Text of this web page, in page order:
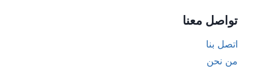
تواصل معنا
اتصل بنا
من نحن